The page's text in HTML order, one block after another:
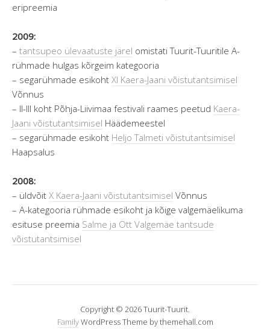
eripreemia
2009:
– tantsupeo ülevaatuste järel omistati Tuurit-Tuuritile A-
rühmade hulgas kõrgeim kategooria
– segarühmade esikoht XI Kaera-Jaani võistutantsimisel
Võnnus
– II-III koht Põhja-Liivimaa festivali raames peetud Kaera-
Jaani võistutantsimisel Häädemeestel
– segarühmade esikoht Heljo Talmeti võistutantsimisel
Haapsalus
2008:
– üldvõit X Kaera-Jaani võistutantsimisel Võnnus
– A-kategooria rühmade esikoht ja kõige valgemäelikuma
esituse preemia Salme ja Ott Valgemäe tantsude
võistutantsimisel
Copyright © 2026 Tuurit-Tuurit.
FamilyWordPress Theme by themehall.com